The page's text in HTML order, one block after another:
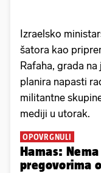
Izraelsko
šatora kao
Rafaha, grada
planira napasti
militantne
mediji u utorak.
OPOVRGNULI
Hamas:
pregovorima